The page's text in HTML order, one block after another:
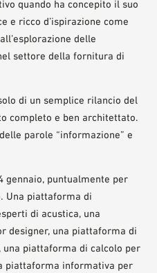
quando ha concepito il suo
e ricco d’ispirazione come
delle
settore della fornitura di
di un semplice rilancio del
completo e ben architettato.
parole “informazione” e
gennaio, puntualmente per
Una piattaforma di
di acustica, una
designer, una piattaforma di
piattaforma di calcolo per
piattaforma informativa per